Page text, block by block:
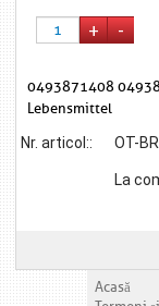
+ -
0493871408
Lebensmittel
Nr. articol:: OT-
La
Acasă